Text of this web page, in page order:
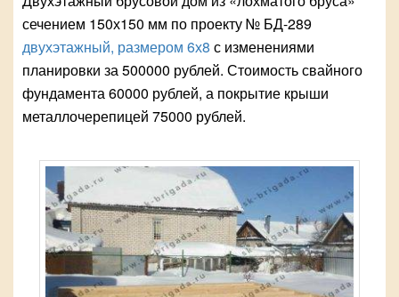
сечением 150х150 мм по проекту № БД-289
двухэтажный, размером 6х8 с изменениями
планировки за 500000 рублей. Стоимость свайного
фундамента 60000 рублей, а покрытие крыши
металлочерепицей 75000 рублей.